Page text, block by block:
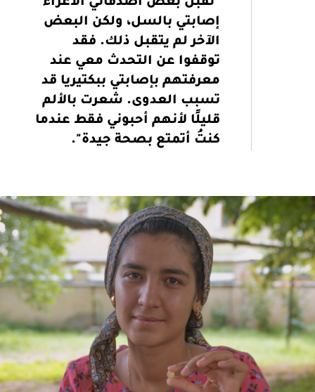
إصابتي بالسل، ولكن البعض
الآخر لم يتقبل ذلك. فقد
توقفوا عن التحدث معي عند
معرفتهم بإصابتي ببكتيريا قد
تسبب العدوى. شعرت بالألم
قليلًا لأنهم أحبوني فقط عندما
كنتُ أتمتع بصحة جيدة".